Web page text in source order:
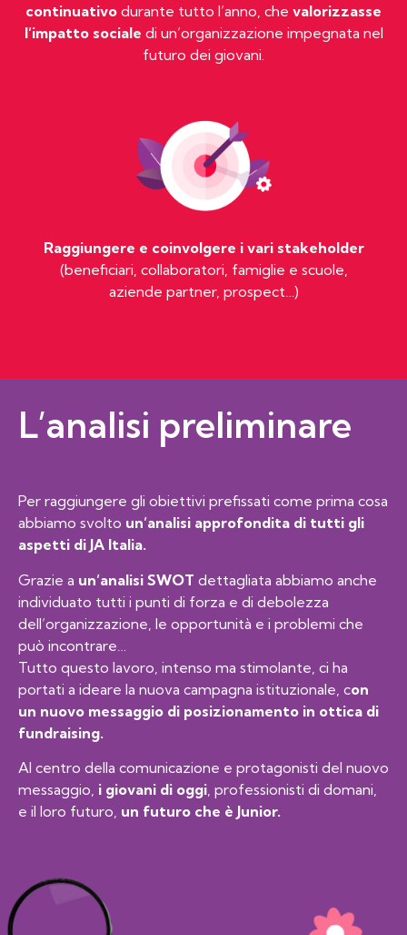
continuativo durante tutto l’anno, che valorizzasse
l’impatto sociale di un’organizzazione impegnata nel
futuro dei giovani.
Raggiungere e coinvolgere i vari stakeholder
(beneficiari, collaboratori, famiglie e scuole,
aziende partner, prospect…)
L’analisi preliminare
Per raggiungere gli obiettivi prefissati come prima cosa
abbiamo svolto un’analisi approfondita di tutti gli
aspetti di JA Italia.
Grazie a un’analisi SWOT dettagliata abbiamo anche
individuato tutti i punti di forza e di debolezza
dell’organizzazione, le opportunità e i problemi che
può incontrare…
Tutto questo lavoro, intenso ma stimolante, ci ha
portati a ideare la nuova campagna istituzionale, con
un nuovo messaggio di posizionamento in ottica di
fundraising.
Al centro della comunicazione e protagonisti del nuovo
messaggio, i giovani di oggi, professionisti di domani,
e il loro futuro, un futuro che è Junior.